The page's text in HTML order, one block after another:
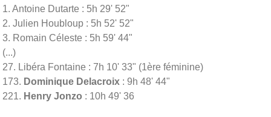
1. Antoine Dutarte : 5h 29' 52"
2. Julien Houbloup : 5h 52' 52"
3. Romain Céleste : 5h 59' 44"
(...)
27. Libéra Fontaine : 7h 10' 33" (1ère féminine)
173. Dominique Delacroix : 9h 48' 44"
221. Henry Jonzo : 10h 49' 36